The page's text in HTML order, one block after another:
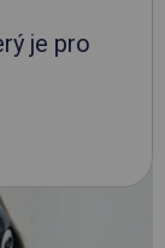
je pro